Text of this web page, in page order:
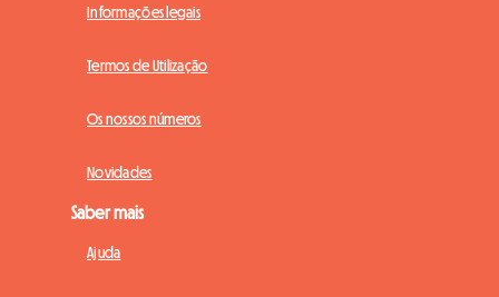
Informações legais
Termos de Utilização
Os nossos números
Novidades
Saber mais
Ajuda